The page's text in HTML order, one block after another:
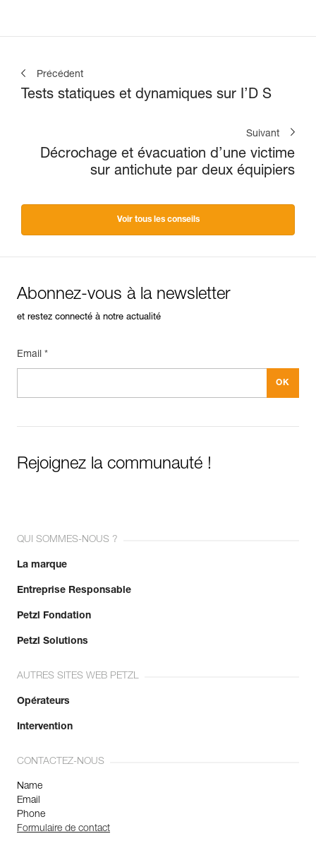
Précédent
Tests statiques et dynamiques sur I’D S
Suivant
Décrochage et évacuation d’une victime
sur antichute par deux équipiers
Voir tous les conseils
Abonnez-vous à la newsletter
et restez connecté à notre actualité
Email *
Rejoignez la communauté !
QUI SOMMES-NOUS ?
La marque
Entreprise Responsable
Petzl Fondation
Petzl Solutions
AUTRES SITES WEB PETZL
Opérateurs
Intervention
CONTACTEZ-NOUS
Name
Email
Phone
Formulaire de contact